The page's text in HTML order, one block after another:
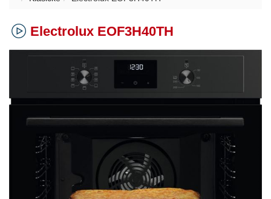
Electrolux EOF3H40TH